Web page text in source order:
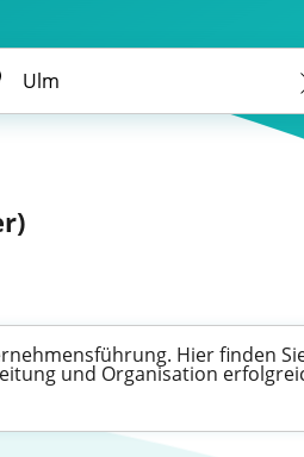
Hier finden
und Organisation